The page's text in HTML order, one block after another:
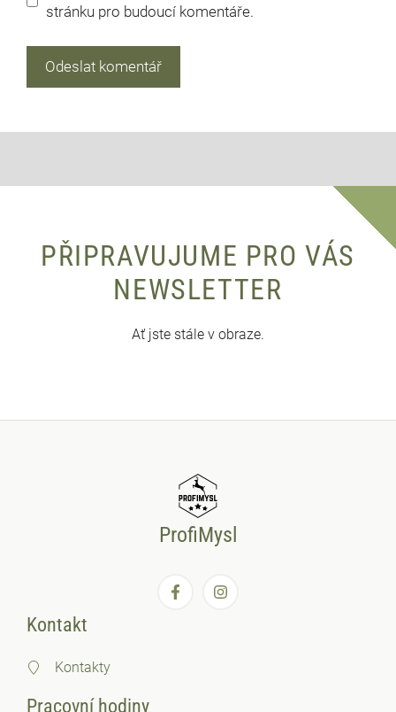
stránku pro budoucí komentáře.
PŘIPRAVUJUME PRO VÁS
NEWSLETTER
Ať jste stále v obraze.
ProfiMysl
Kontakt
Kontakty
Pracovní hodiny